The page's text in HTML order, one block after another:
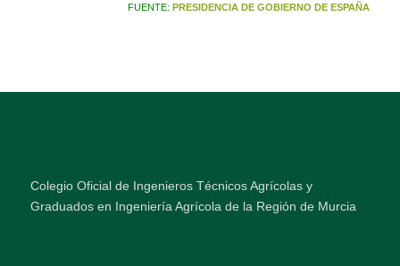
FUENTE:PRESIDENCIA DE GOBIERNO DE ESPAÑA
Colegio Oficial de Ingenieros Técnicos Agrícolas y
Graduados en Ingeniería Agrícola de la Región de Murcia